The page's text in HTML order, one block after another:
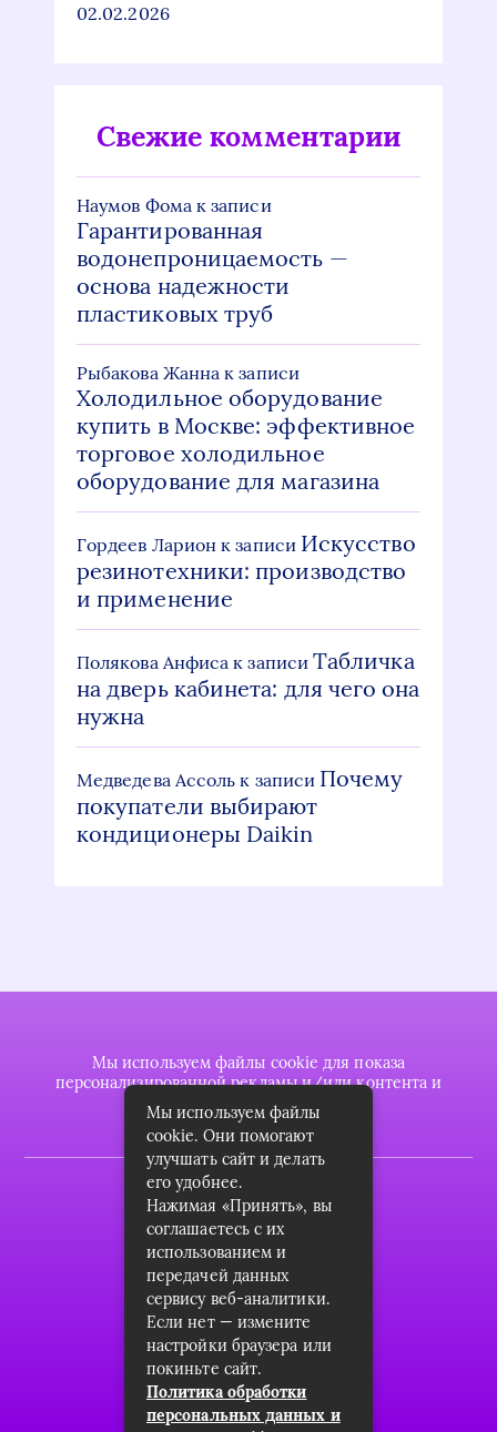
02.02.2026
Свежие комментарии
Наумов Фомак записи
Гарантированная
водонепроницаемость —
основа надежности
пластиковых труб
Рыбакова Жанна к записи
Холодильное оборудование
купить в Москве: эффективное
торговое холодильное
оборудование для магазина
Гордеев Ларион к записи Искусство
резинотехники: производство
и применение
Полякова Анфиса к записиТабличка
на дверь кабинета: для чего она
нужна
Медведева Ассоль к записи Почему
покупатели выбирают
кондиционеры Daikin
Мы используем файлы cookie для показа
персонализированной рекламы и/или контента и
анализа нашего трафика.
2022 © plasttrubkomplekt.ru
Карта сайта
Контакты
О проекте
Пользовательское соглашение
Архив
Мы используем файлы
cookie. Они помогают
улучшать сайт и делать
его удобнее.
Нажимая «Принять», вы
соглашаетесь с их
использованием и
передачей данных
сервису веб-аналитики.
Если нет — измените
настройки браузера или
покиньте сайт.
Политика обработки
персональных данных и